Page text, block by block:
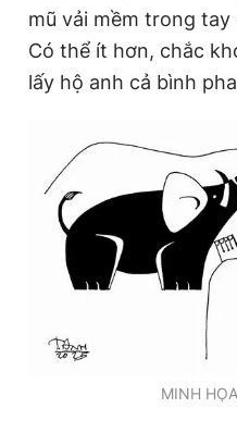
Theo dõi báo trên
0906 645 777
Đặt báo Quảng cáo
Tổng biên tập: Nguyễn Ngọc
Phó tổng biên tập thường
Phó tổng biên tập: Lâm Hiếu
Phó tổng biên tập: Trần Việt
Tổng thư ký tòa soạn: Đức
Giấy phép xuất bản số 110/
chép dưới mọi hình thức nếu
mũ vải mềm trong
Có thể ít hơn, chắc
lấy hộ anh cả bình
MINH